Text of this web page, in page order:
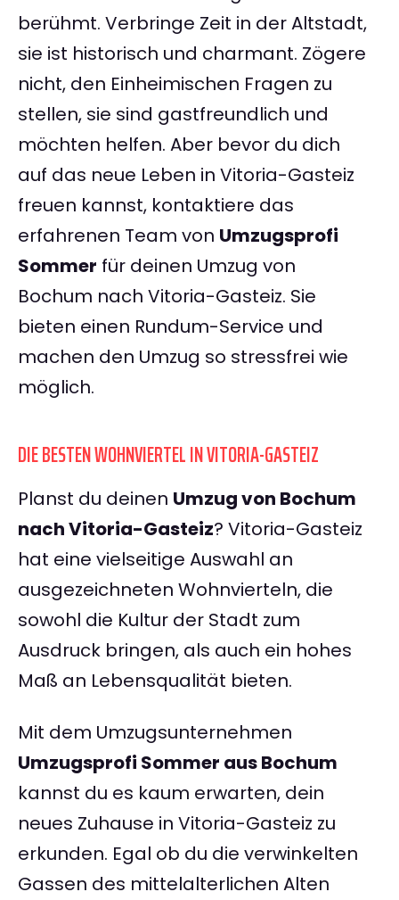
berühmt. Verbringe Zeit in der Altstadt,
sie ist historisch und charmant. Zögere
nicht, den Einheimischen Fragen zu
stellen, sie sind gastfreundlich und
möchten helfen. Aber bevor du dich
auf das neue Leben in Vitoria-Gasteiz
freuen kannst, kontaktiere das
erfahrenen Team von Umzugsprofi
Sommer für deinen Umzug von
Bochum nach Vitoria-Gasteiz. Sie
bieten einen Rundum-Service und
machen den Umzug so stressfrei wie
möglich.
DIE BESTEN WOHNVIERTEL IN VITORIA-GASTEIZ
Planst du deinen Umzug von Bochum
nach Vitoria-Gasteiz? Vitoria-Gasteiz
hat eine vielseitige Auswahl an
ausgezeichneten Wohnvierteln, die
sowohl die Kultur der Stadt zum
Ausdruck bringen, als auch ein hohes
Maß an Lebensqualität bieten.
Mit dem Umzugsunternehmen
Umzugsprofi Sommer aus Bochum
kannst du es kaum erwarten, dein
neues Zuhause in Vitoria-Gasteiz zu
erkunden. Egal ob du die verwinkelten
Gassen des mittelalterlichen Alten